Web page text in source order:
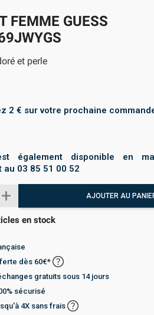
FEMME GUESS
et perle
2 € sur votre prochaine
également disponible en
au 03 85 51 00 52
AJOUTER AU
en stock
dès 60€*
gratuits sous 14 jours
sécurisé
4X sans frais